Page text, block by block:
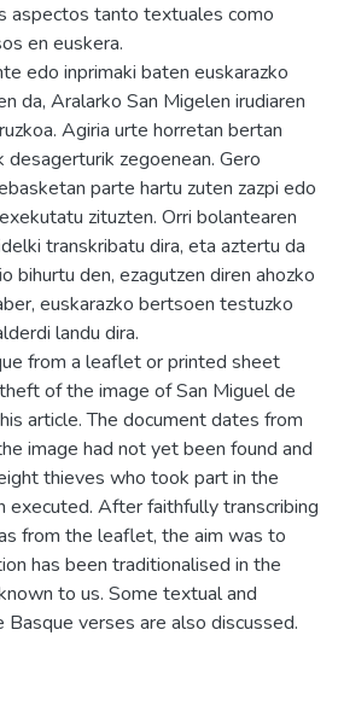
aspectos tanto textuales como
en euskera.
edo inprimaki baten euskarazko
da, Aralarko San Migelen irudiaren
Agiria urte horretan bertan
desagerturik zegoenean. Gero
parte hartu zuten zazpi edo
zituzten. Orri bolantearen
transkribatu dira, eta aztertu da
bihurtu den, ezagutzen diren ahozko
euskarazko bertsoen testuzko
landu dira.
from a leaflet or printed sheet
of the image of San Miguel de
article. The document dates from
image had not yet been found and
thieves who took part in the
After faithfully transcribing
from the leaflet, the aim was to
has been traditionalised in the
to us. Some textual and
verses are also discussed.